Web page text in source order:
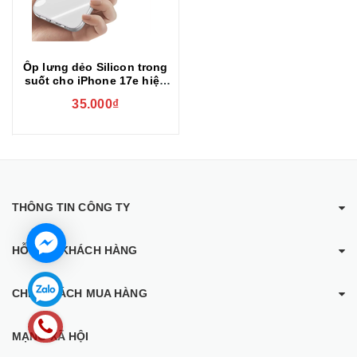
Ốp lưng dẻo Silicon trong
suốt cho iPhone 17e hiệu
35.000₫
THÔNG TIN CÔNG TY
HỖ TRỢ KHÁCH HÀNG
CHÍNH SÁCH MUA HÀNG
MẠNG XÃ HỘI